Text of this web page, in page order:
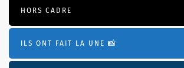
HORS CADRE
ILS ONT FAIT LA UNE 📸